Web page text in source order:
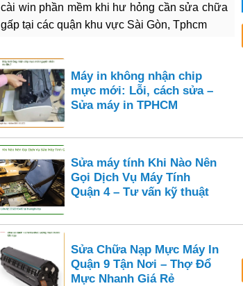
cài win phần mềm khi hư hỏng cần sửa chữa
gấp tại các quận khu vực Sài Gòn, Tphcm
Máy in không nhận chip
mực mới: Lỗi, cách sửa –
Sửa máy in TPHCM
Sửa máy tính Khi Nào Nên
Gọi Dịch Vụ Máy Tính
Quận 4 – Tư vấn kỹ thuật
Sửa Chữa Nạp Mực Máy In
Quận 9 Tận Nơi – Thợ Đổ
Mực Nhanh Giá Rẻ